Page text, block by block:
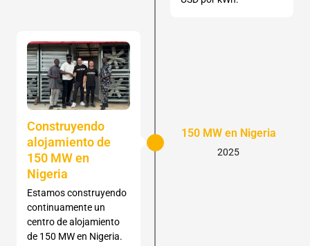
150 MW en Nigeria
2025
Construyendo
alojamiento de
150 MW en
Nigeria
Estamos construyendo
continuamente un
centro de alojamiento
de 150 MW en Nigeria.